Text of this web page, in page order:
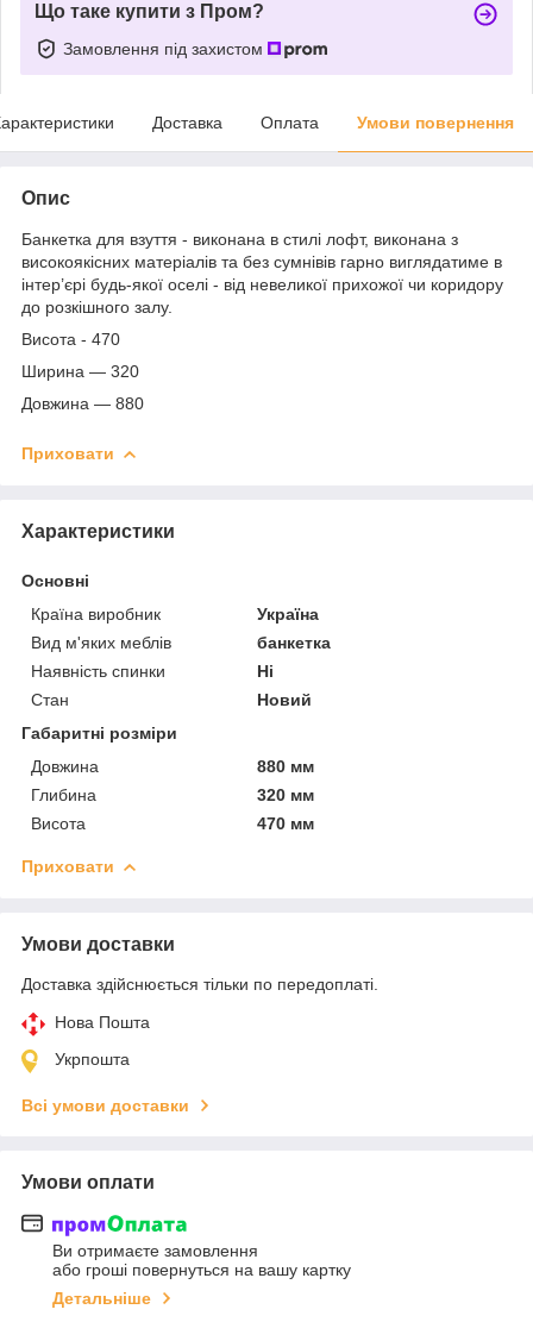
Що таке купити з Пром?
Замовлення під захистом
Доставка Оплата Умови повернення
Опис
Банкетка для взуття - виконана в стилі лофт, виконана з
високоякісних матеріалів та без сумнівів гарно виглядатиме в
інтер’єрі будь-якої оселі - від невеликої прихожої чи коридору
до розкішного залу.
Висота - 470
Ширина — 320
Довжина — 880
Приховати
Характеристики
Основні
Країна виробник
Україна
Вид м'яких меблів
банкетка
Наявність спинки
Ні
Стан
Новий
Габаритні розміри
Довжина
880 мм
Глибина
320 мм
Висота
470 мм
Приховати
Умови доставки
Доставка здійснюється тільки по передоплаті.
Нова Пошта
Укрпошта
Всі умови доставки
Умови оплати
Ви отримаєте замовлення
або гроші повернуться на вашу картку
Детальніше